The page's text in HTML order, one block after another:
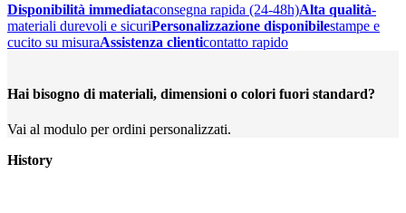
Disponibilità immediataconsegna rapida (24-48h)Alta qualità-
materiali durevoli e sicuriPersonalizzazione disponibilestampe e
cucito su misuraAssistenza clienticontatto rapido
Hai bisogno di materiali, dimensioni o colori fuori standard?
Vai al modulo per ordini personalizzati.
History